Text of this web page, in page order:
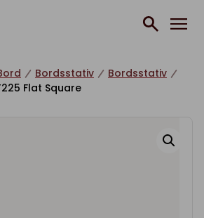
Bordsstativ
Bordsstativ
Flat Square